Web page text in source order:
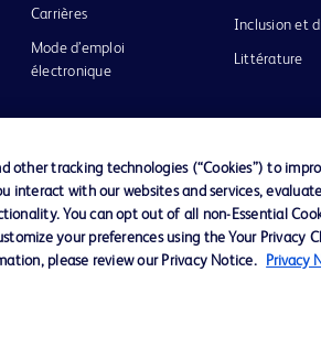
Carrières
Mode d’emploi
électronique
Inclusion et
Littérature
de cookies Confidentialité
other tracking technologies (“Cookies”) to
interact with our websites and services,
You can opt out of all non-Essential
your preferences using the Your Privacy
please review our Privacy Notice.
Privacy